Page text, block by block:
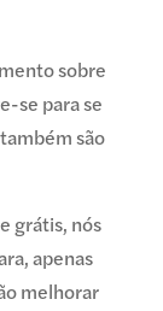
sobre
se para se
são
grátis, nós
apenas
melhorar